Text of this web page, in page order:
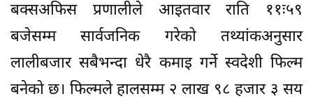
बक्सअफिस प्रणालीले आइतवार राति ११ः५९
बजेसम्म सार्वजनिक गरेको तथ्यांकअनुसार
लालीबजार सबैभन्दा धेरै कमाइ गर्ने स्वदेशी फिल्म
बनेको छ। फिल्मले हालसम्म २ लाख ९८ हजार ३ सय